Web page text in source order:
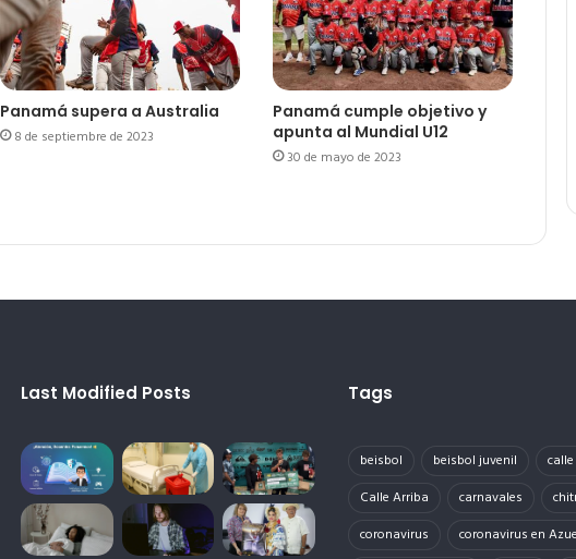
Panamá supera a Australia
8 de septiembre de 2023
Panamá cumple objetivo y
apunta al Mundial U12
30 de mayo de 2023
Last Modified Posts Tags
beisbol beisbol juvenil
Calle Arriba
carnavales
coronavirus
coronavirus en